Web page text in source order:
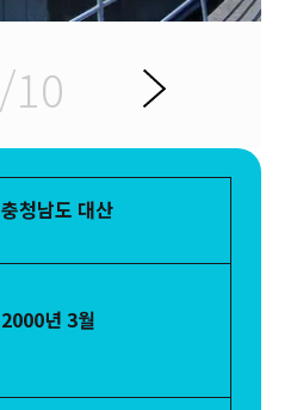
/10
다
음
충청남도 대산
2000년 3월